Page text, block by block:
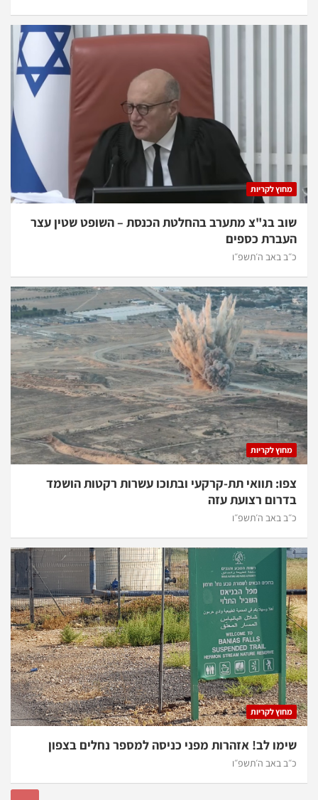
מחוץ לקריות
שוב בג"צ מתערב בהחלטת הכנסת – השופט שטין עצר
העברת כספים
כ״ב באב ה׳תשפ״ו
מחוץ לקריות
צפו: תוואי תת-קרקעי ובתוכו עשרות רקטות הושמד
בדרום רצועת עזה
כ״ב באב ה׳תשפ״ו
מחוץ לקריות
שימו לב! אזהרות מפני כניסה למספר נחלים בצפון
כ״ב באב ה׳תשפ״ו